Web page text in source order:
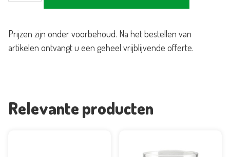
Prijzen zijn onder voorbehoud. Na het bestellen van
artikelen ontvangt u een geheel vrijblijvende offerte.
Relevante producten